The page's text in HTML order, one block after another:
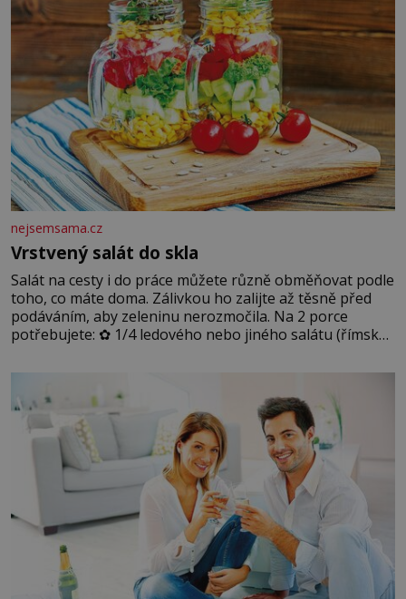
nejsemsama.cz
Vrstvený salát do skla
Salát na cesty i do práce můžete různě obměňovat podle
toho, co máte doma. Zálivkou ho zalijte až těsně před
podáváním, aby zeleninu nerozmočila. Na 2 porce
potřebujete: ✿ 1/4 ledového nebo jiného salátu (římský
okurky ✿ 2 rajčata Zálivka: ✿ 4 lžíce olivového oleje ✿ 1
lžíci citronové šťávy ✿ ½ stroužku